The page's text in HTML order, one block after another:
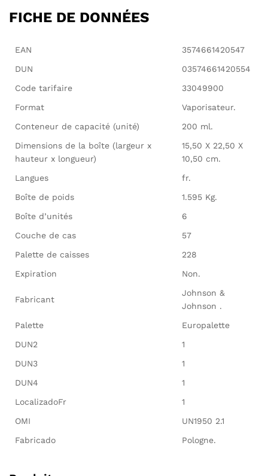
FICHE DE DONNÉES
EAN
3574661420547
DUN
03574661420554
Code tarifaire
33049900
Format
Vaporisateur.
Conteneur de capacité (unité)
200 ml.
Dimensions de la boîte (largeur x
hauteur x longueur)
15,50 X 22,50 X
10,50 cm.
Langues
fr.
Boîte de poids
1.595 Kg.
Boîte d’unités
6
Couche de cas
57
Palette de caisses
228
Expiration
Non.
Fabricant
Johnson &
Johnson .
Palette
Europalette
DUN2
1
DUN3
1
DUN4
1
LocalizadoFr
1
OMI
UN1950 2.1
Fabricado
Pologne.